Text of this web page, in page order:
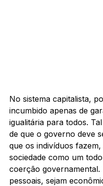
No sistema capitalista,
incumbido apenas de
igualitária para todos.
de que o governo deve
que os indivíduos
sociedade como um
coerção
pessoais, sejam